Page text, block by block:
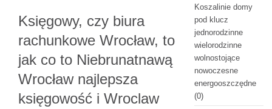
Księgowy, czy biura
rachunkowe Wrocław, to
jak co to Niebrunatnawą
Wrocław najlepsza
księgowość i Wroclaw
Koszalinie domy
pod klucz
jednorodzinne
wielorodzinne
wolnostojące
nowoczesne
energooszczędne
(0)